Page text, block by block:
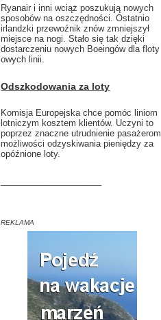
Ryanair i inni wciąż poszukują nowych
sposobów na oszczędności. Ostatnio
irlandzki przewoźnik znów zmniejszył
miejsce na nogi. Stało się tak dzięki
dostarczeniu nowych Boeingów dla floty
owych linii.
Odszkodowania za loty
Komisja Europejska chce pomóc liniom
lotniczym kosztem klientów. Uczyni to
poprzez znaczne utrudnienie pasażerom
możliwości odzyskiwania pieniędzy za
opóźnione loty.
REKLAMA